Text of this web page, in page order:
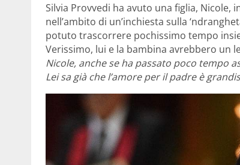
Silvia Provvedi ha avuto una figlia, Nicole,
nell’ambito di un’inchiesta sulla
potuto trascorrere pochissimo tempo
Verissimo, lui e la bambina avrebbero un
Nicole, anche se ha passato poco tempo
Lei sa già che l’amore per il padre è